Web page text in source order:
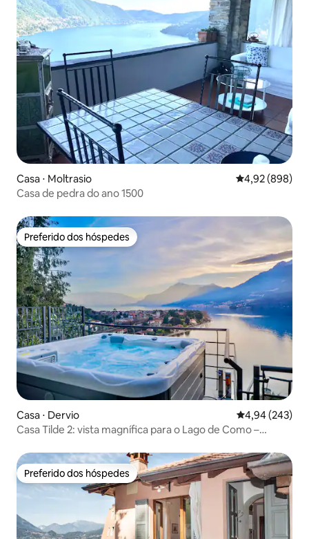
Casa ⋅ Moltrasio 4,92 de uma
4,92 (898)
Casa de pedra do ano 1500
Preferido dos hóspedes
Preferido dos hóspedes
Casa ⋅ Dervio 4,94 de uma
4,94 (243)
Casa Tilde 2: vista magnífica para o Lago de Como –
Preferido dos hóspedes
Preferido dos hóspedes